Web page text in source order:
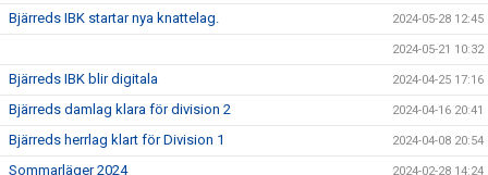
Bjärreds IBK startar nya knattelag. 2024-05-28 12:45
2024-05-21 10:32
Bjärreds IBK blir digitala 2024-04-25 17:16
Bjärreds damlag klara för division 2 2024-04-16 20:41
Bjärreds herrlag klart för Division 1 2024-04-08 20:54
Sommarläger 2024 2024-02-28 14:24